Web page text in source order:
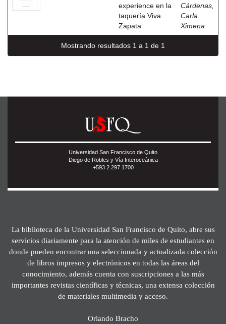
experience en la
taquería Viva
Zapata
Cárdenas,
Carla
Ximena
Mostrando resultados 1 a 1 de 1
Universidad San Francisco de Quito
Diego de Robles y Vía Interoceánica
+593 2 297 1700
La biblioteca de la Universidad San Francisco de Quito, abre sus
servicios diariamente para la atención de miles de estudiantes en
donde pueden encontrar una seleccionada y actualizada colección
de libros impresos y electrónicos en todas las áreas del
conocimiento, además cuenta con suscripciones a las más
importantes revistas científicas y técnicas, una extensa colección
de materiales multimedia y acceso.
Orlando Bracho